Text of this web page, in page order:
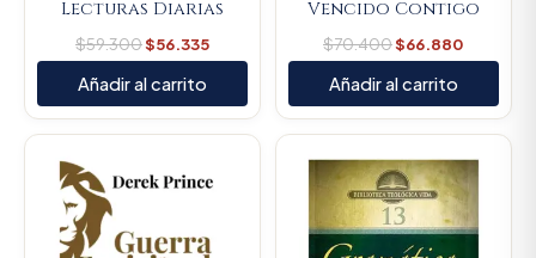
Lecturas Diarias
$59.300$56.335
Añadir al carrito
Vencido Contigo
$70.400$66.880
Añadir al carrito
was:
Current
price
was:
$154.400.
Current
price
is: